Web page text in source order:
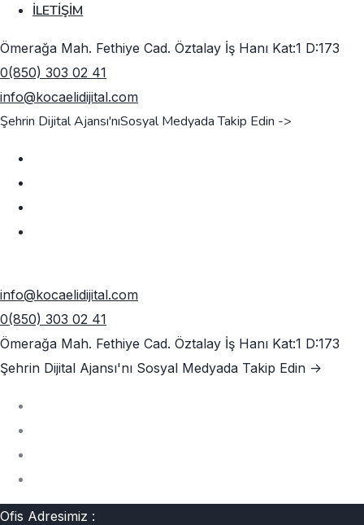
İLETIŞIM
Ömerağa Mah. Fethiye Cad. Öztalay İş Hanı Kat:1 D:173
0(850) 303 02 41
info@kocaelidijital.com
Şehrin Dijital Ajansı'nıSosyal Medyada Takip Edin ->
info@kocaelidijital.com
0(850) 303 02 41
Ömerağa Mah. Fethiye Cad. Öztalay İş Hanı Kat:1 D:173
Şehrin Dijital Ajansı'nı Sosyal Medyada Takip Edin ->
Ofis Adresimiz :